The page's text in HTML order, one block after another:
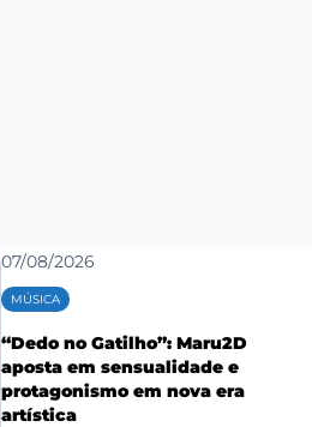
07/08/2026
MÚSICA
“Dedo no Gatilho”: Maru2D
aposta em sensualidade e
protagonismo em nova era
artística